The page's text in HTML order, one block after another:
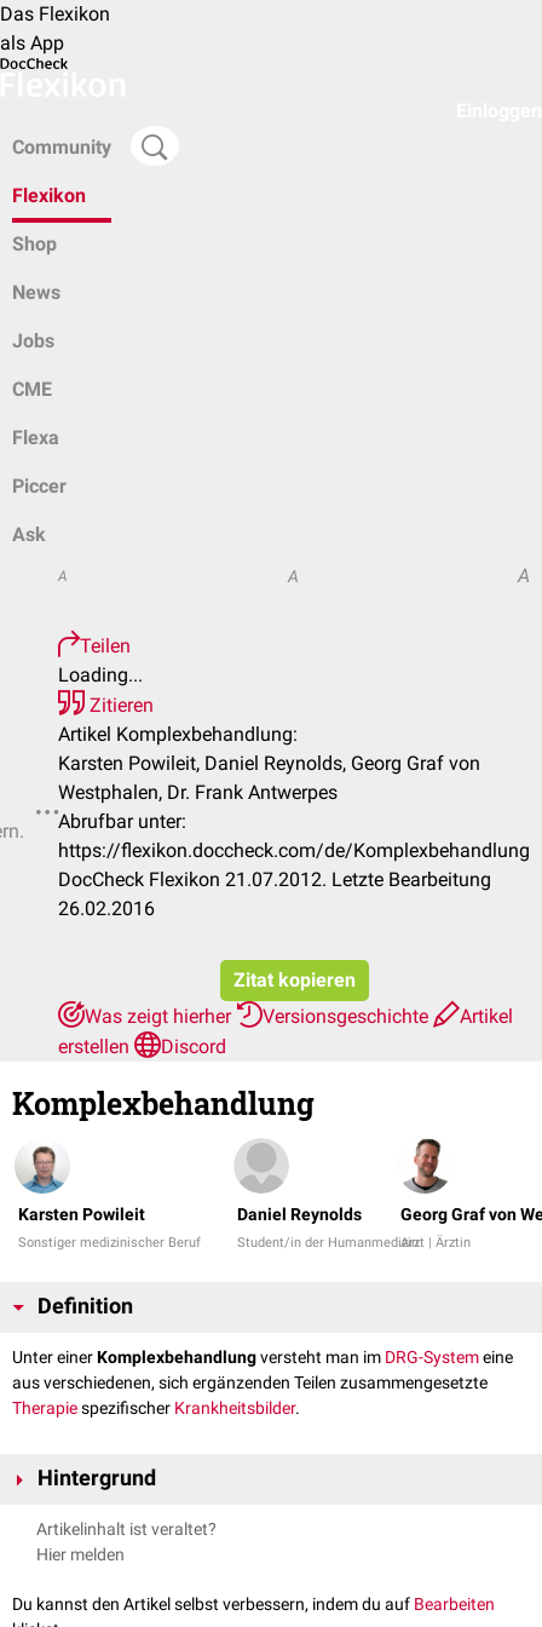
Das Flexikon
als App
Community
Flexikon
Shop
News
Jobs
CME
Flexa
Piccer
Ask
A A A
Teilen
Loading...
Zitieren
Artikel Komplexbehandlung:
Karsten Powileit, Daniel Reynolds, Georg Graf von
Westphalen, Dr. Frank Antwerpes
Abrufbar unter:
https://flexikon.doccheck.com/de/Komplexbehandlung
DocCheck Flexikon 21.07.2012. Letzte Bearbeitung
26.02.2016
Zitat kopieren
Was zeigt hierher
Versionsgeschichte
Artikel
erstellen
Discord
Komplexbehandlung
Karsten Powileit
Sonstiger medizinischer Beruf
Daniel Reynolds
Student/in der Humanmedizin
Georg Graf von
Arzt | Ärztin
Definition
Unter einerKomplexbehandlungversteht man im DRG-Systemeine
aus verschiedenen, sich ergänzenden Teilen zusammengesetzte
Therapiespezifischer Krankheitsbilder.
Hintergrund
Bei Komplexbehandlung greifen die gebräuchlichen Splitkriterien (wie
zum Beispiel erlösrelevante
Leistungen erfolgt. Diese aufwendigen Fälle werden als besondere
Kodes
dargestellt, die im amtlichen OPS-Katalog
Artikelinhalt ist veraltet?
Hier melden
Du kannst den Artikel selbst verbessern, indem du auf Bearbeiten